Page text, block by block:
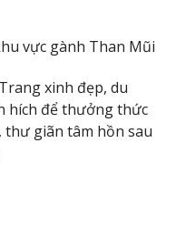
vực gành Than Mũi
xinh đẹp, du
hích để thưởng thức
thư giãn tâm hồn sau